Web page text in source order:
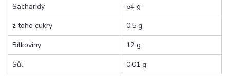
Sacharidy
64 g
z toho cukry
0,5 g
Bílkoviny
12 g
Sůl
0,01 g